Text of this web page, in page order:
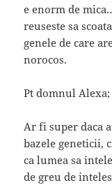
e enorm de
reuseste sa
genele de care
norocos.
Pt domnul Alexa;
Ar fi super daca
bazele geneticii,
ca lumea sa
de greu de